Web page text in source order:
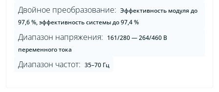
Двойное преобразование: Эффективность модуля до
97,6 %, эффективность системы до 97,4 %
Диапазон напряжения: 161/280 — 264/460 В
переменного тока
Диапазон частот: 35–70 Гц